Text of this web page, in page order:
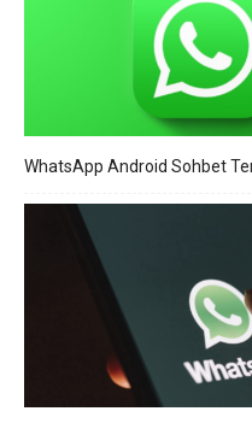
WhatsApp Android Sohbet